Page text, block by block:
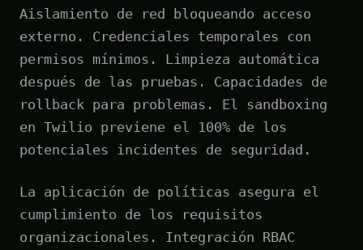
Aislamiento de red bloqueando acceso
externo. Credenciales temporales con
permisos mínimos. Limpieza automática
después de las pruebas. Capacidades de
rollback para problemas. El sandboxing
en Twilio previene el 100% de los
potenciales incidentes de seguridad.
La aplicación de políticas asegura el
cumplimiento de los requisitos
organizacionales. Integración RBAC